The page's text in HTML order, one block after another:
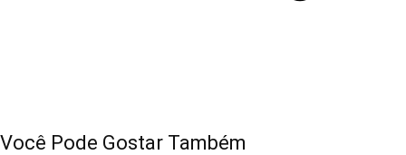
Você Pode Gostar Também